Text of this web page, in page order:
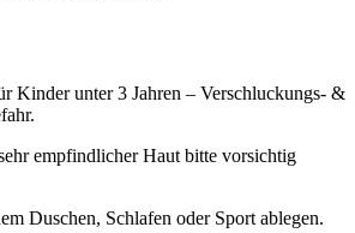
Kinder unter 3 Jahren – Verschluckungs- &
empfindlicher Haut bitte vorsichtig
Duschen, Schlafen oder Sport ablegen.